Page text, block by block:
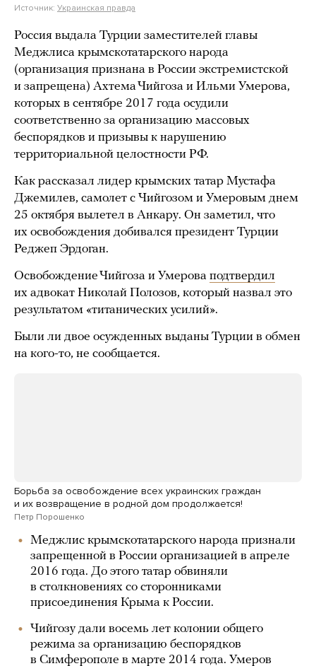
Источник: Украинская правда
Россия выдала Турции заместителей главы
Меджлиса крымскотатарского народа
(организация признана в России экстремистской
и запрещена) Ахтема Чийгоза и Ильми Умерова,
которых в сентябре 2017 года осудили
соответственно за организацию массовых
беспорядков и призывы к нарушению
территориальной целостности РФ.
Как рассказал лидер крымских татар Мустафа
Джемилев, самолет с Чийгозом и Умеровым днем
25 октября вылетел в Анкару. Он заметил, что
их освобождения добивался президент Турции
Реджеп Эрдоган.
Освобождение Чийгоза и Умерова подтвердил
их адвокат Николай Полозов, который назвал это
результатом «титанических усилий».
Были ли двое осужденных выданы Турции в обмен
на кого-то, не сообщается.
Борьба за освобождение всех украинских граждан
и их возвращение в родной дом продолжается!
Петр Порошенко
Меджлис крымскотатарского народа признали
запрещенной в России организацией в апреле
2016 года. До этого татар обвиняли
в столкновениях со сторонниками
присоединения Крыма к России.
Чийгозу дали восемь лет колонии общего
режима за организацию беспорядков
в Симферополе в марте 2014 года. Умеров